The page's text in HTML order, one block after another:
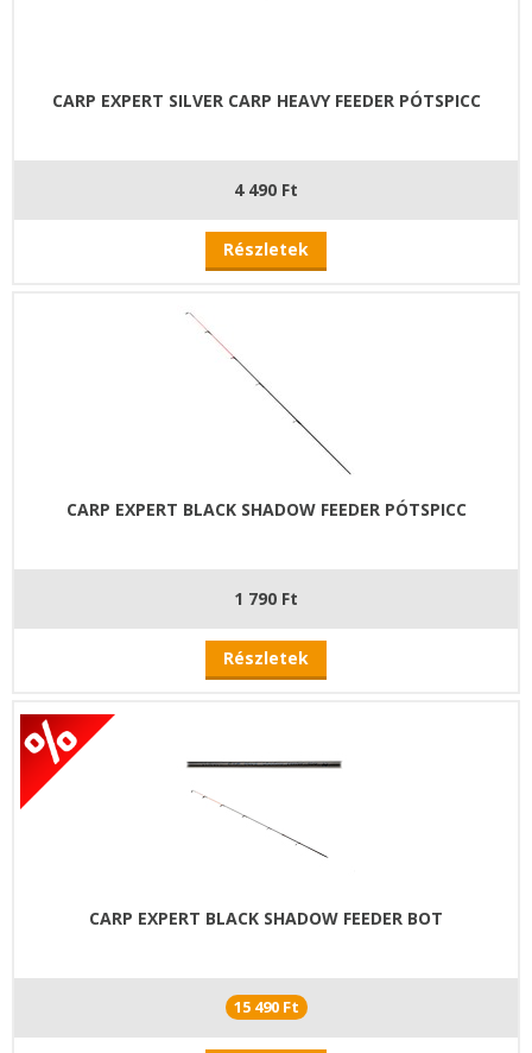
CARP EXPERT SILVER CARP HEAVY FEEDER PÓTSPICC
4 490 Ft
Részletek
CARP EXPERT BLACK SHADOW FEEDER PÓTSPICC
1 790 Ft
Részletek
CARP EXPERT BLACK SHADOW FEEDER BOT
15 490 Ft